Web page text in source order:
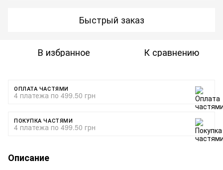
Быстрый заказ
В избранное К сравнению
ОПЛАТА ЧАСТЯМИ
4 платежа по 499.50 грн
ПОКУПКА ЧАСТЯМИ
4 платежа по 499.50 грн
Описание